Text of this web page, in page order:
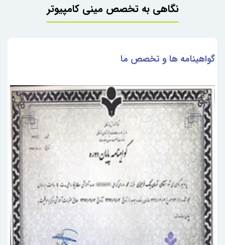
نگاهی به تخصص مینی کامپیوتر
گواهینامه ها و تخصص ما